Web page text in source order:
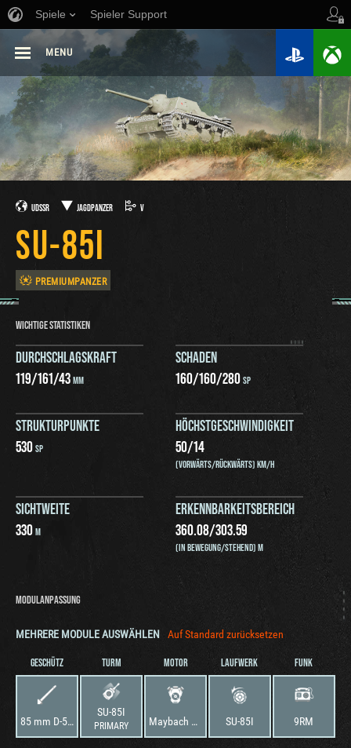
Spiele Spieler Support
MENU
UDSSR JAGDPANZER V
SU-85I
PREMIUMPANZER
WICHTIGE STATISTIKEN
DURCHSCHLAGSKRAFT
119/161/43MM
SCHADEN
160/160/280SP
STRUKTURPUNKTE
530SP
HÖCHSTGESCHWINDIGKEIT
50/14
(VORWÄRTS/RÜCKWÄRTS) KM/H
SICHTWEITE
330M
ERKENNBARKEITSBEREICH
360.08/303.59
(IN BEWEGUNG/STEHEND) M
MODULANPASSUNG
MEHRERE MODULE AUSWÄHLEN Auf Standard zurücksetzen
GESCHÜTZ
85 mm D-5S-85A
TURM
SU-85I
PRIMARY
MOTOR
Maybach HL 120 TRM
LAUFWERK
SU-85I
FUNK
9RM